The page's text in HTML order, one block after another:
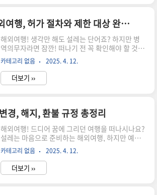
비 #건강정보 #여행경보 #동행1. 출국 전 건강 관
리: 질병 예방 및 건강 정보 확보여행 중 아프면 모
든 계획이 엉망이 되겠죠? 출국 전 건강 관리, 정말
중요합니다! 미리미리 대비해서 건강하고 즐거운
여행을 만들어 보자구요!1.1 여행 국가 감염병 발
생 정보 확인: 꼭 확인해야 할 필수 정보!질병관리
청 웹사이..
병역의무자 해외여행, 허가 절차와 제한 대상 완벽 정리
해외여행! 생각만 해도 설레는 단어죠? 하지만 병
역의무자라면 잠깐! 떠나기 전 꼭 확인해야 할 것이
있습니다. 바로 '해외여행 허가'입니다. 자칫하면
즐거운 여행길이 험난한 가시밭길이 될 수도 있으
니까요! 병역법 위반은 절대 안 돼요! 이 글에서는
병역의무자의 해외여행 허가 절차, 제한 대상, 신청
아야 할까요? (2025년 기준)해외여행 허가 대상은
크게 나이와 병역 상태에 따라 결정됩니다. 헷갈리
지 않게 콕! 집어 설명해 드릴게요.25세 이상 병역
의무자 병역준비역 : 아직 입영 날짜가 정해지지 않
은 분들이죠! 설레는 마음으로 입대를 기다리는 분
들도 꼭 허가를 받아야 해외여행을 갈 수 있습니다.
보..
카테고리 없음 2025. 4. 12.
더보기 ››
경, 해지, 환불 규정 총정리
해외여행! 드디어 꿈에 그리던 여행을 떠나시나요?
설레는 마음으로 준비하는 해외여행, 하지만 예상
치 못한 변수는 언제든 발생할 수 있죠. 혹시 모를
상황에 대비하여 계약 변경, 해지, 환불 규정을 미
리 확인 해 두는 것이 현명합니다. 국외여행 표준약
관 및 소비자분쟁해결기준을 토대로 꼼꼼하게 정리
카테고리 없음 2025. 4. 12.
더보기 ››